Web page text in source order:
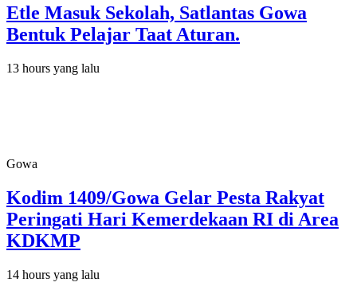
Etle Masuk Sekolah, Satlantas Gowa
Bentuk Pelajar Taat Aturan.
13 hours yang lalu
Gowa
Kodim 1409/Gowa Gelar Pesta Rakyat
Peringati Hari Kemerdekaan RI di Area
KDKMP
14 hours yang lalu